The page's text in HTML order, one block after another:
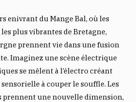
enivrant du Mange Bal, où les
plus vibrantes de Bretagne,
prennent vie dans une fusion
Imaginez une scène électrique
se mêlent à l’électro créant
à couper le souffle. Les
prennent une nouvelle dimension,